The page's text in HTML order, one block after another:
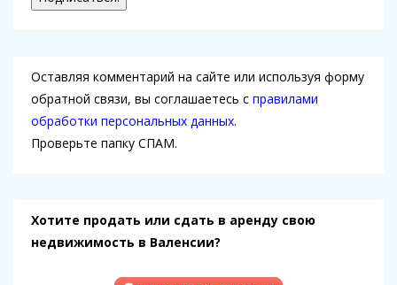
Оставляя комментарий на сайте или используя форму
обратной связи, вы соглашаетесь с правилами
обработки персональных данных.
Проверьте папку СПАМ.
Хотите продать или сдать в аренду свою
недвижимость в Валенсии?